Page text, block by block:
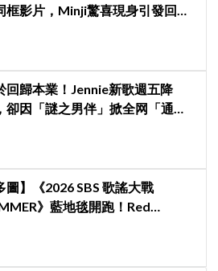
框影片，Minji驚喜現身引發回歸
回歸本業！Jennie新歌週五降
卻因「謎之男伴」掀全网「通
圖】《2026 SBS 歌謠大戰
》藍地毯開跑！Red